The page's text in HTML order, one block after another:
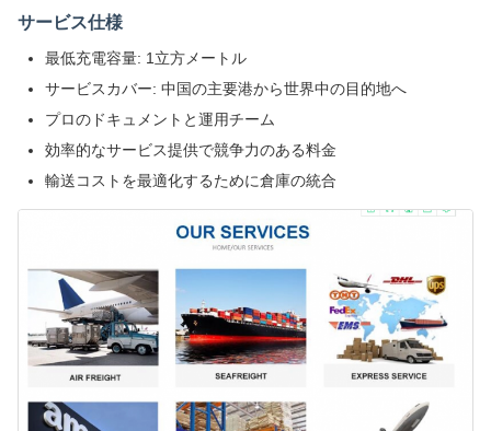
サービス仕様
最低充電容量: 1立方メートル
サービスカバー: 中国の主要港から世界中の目的地へ
プロのドキュメントと運用チーム
効率的なサービス提供で競争力のある料金
輸送コストを最適化するために倉庫の統合